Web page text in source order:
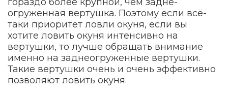
огруженная вертушка. Поэтому если всё-
таки приоритет ловли окуня, если вы
хотите ловить окуня интенсивно на
вертушки, то лучше обращать внимание
именно на заднеогруженные вертушки.
Такие вертушки очень и очень эффективно
позволяют ловить окуня.